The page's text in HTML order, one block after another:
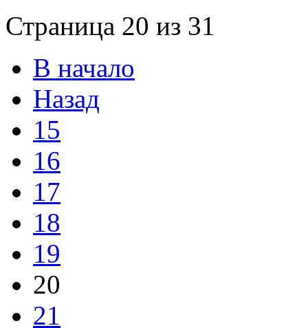
Страница 20 из 31
В начало
Назад
15
16
17
18
19
20
21